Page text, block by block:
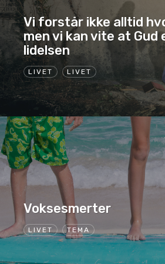
LIVET LIVET
Vi forstår ikke alltid
men vi kan vite at Gud
lidelsen
LIVET TEMA
Voksesmerter